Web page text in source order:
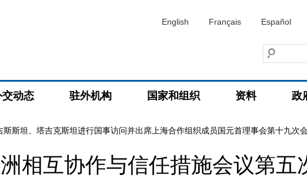
English Français Español
交动态 驻外机构 国家和组织 资料 政
斯斯坦、塔吉克斯坦进行国事访问并出席上海合作组织成员国元首理事会第十九次
相互协作与信任措施会议第五